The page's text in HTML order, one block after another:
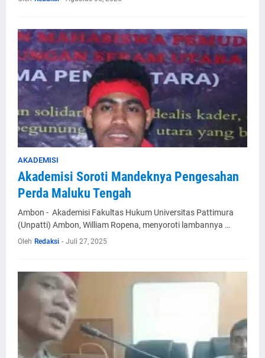
AKADEMISI
Akademisi Soroti Mandeknya Pengesahan
Perda Maluku Tengah
Ambon - Akademisi Fakultas Hukum Universitas Pattimura
(Unpatti) Ambon, William Ropena, menyoroti lambannya …
Oleh Redaksi - Juli 27, 2025